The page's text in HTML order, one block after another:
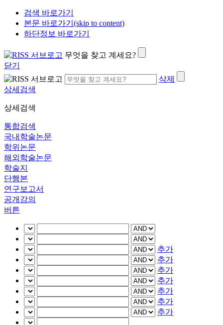
검색 바로가기
본문 바로가기(skip to content)
하단정보 바로가기
무엇을 찾고 계세요?
닫기
삭제
상세검색
상세검색
통합검색
국내학술논문
학위논문
해외학술논문
학술지
단행본
연구보고서
공개강의
버튼
추가
추가
추가
추가
추가
추가
추가